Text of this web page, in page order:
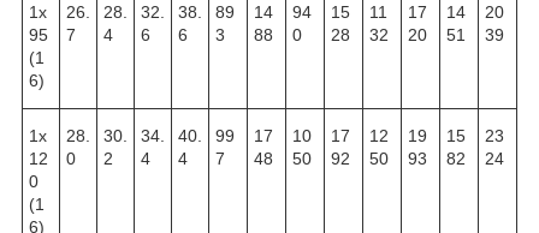
1х
95
(1
6)
26.
7
28.
4
32.
6
38.
6
89
3
14
88
94
0
15
28
11
32
17
20
14
51
20
39
1х
12
0
(1
6)
28.
0
30.
2
34.
4
40.
4
99
7
17
48
10
50
17
92
12
50
19
93
15
82
23
24